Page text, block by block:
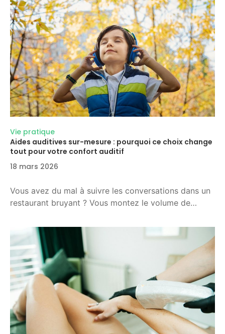
Vie pratique
Aides auditives sur-mesure : pourquoi ce choix change
tout pour votre confort auditif
18 mars 2026
Vous avez du mal à suivre les conversations dans un
restaurant bruyant ? Vous montez le volume de…